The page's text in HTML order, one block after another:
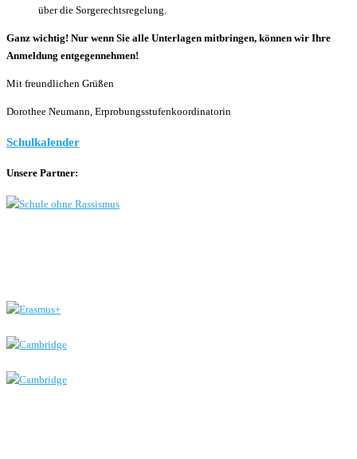
über die Sorgerechtsregelung.
Ganz wichtig! Nur wenn Sie alle Unterlagen mitbringen, können wir Ihre
Anmeldung entgegennehmen!
Mit freundlichen Grüßen
Dorothee Neumann, Erprobungsstufenkoordinatorin
Schulkalender
Unsere Partner: